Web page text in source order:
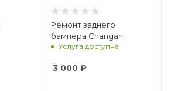
Ремонт заднего
бампера Changan
Услуга доступна
3 000₽